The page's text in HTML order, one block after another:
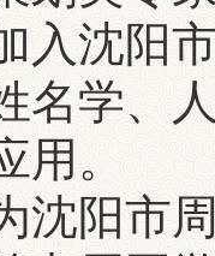
入沈阳
名学、
应用
阳市周